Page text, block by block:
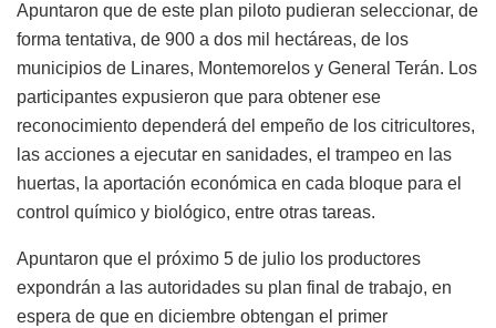
Apuntaron que de este plan piloto pudieran seleccionar, de
forma tentativa, de 900 a dos mil hectáreas, de los
municipios de Linares, Montemorelos y General Terán. Los
participantes expusieron que para obtener ese
reconocimiento dependerá del empeño de los citricultores,
las acciones a ejecutar en sanidades, el trampeo en las
huertas, la aportación económica en cada bloque para el
control químico y biológico, entre otras tareas.
Apuntaron que el próximo 5 de julio los productores
expondrán a las autoridades su plan final de trabajo, en
espera de que en diciembre obtengan el primer